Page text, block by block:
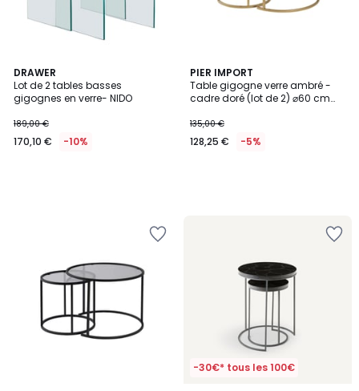
DRAWER
Lot de 2 tables basses
gigognes en verre- NIDO
189,00 €
170,10 € -10%
PIER IMPORT
Table gigogne verre ambré -
cadre doré (lot de 2) ⌀60 cm
135,00 €
128,25 € -5%
-30€* tous les 100€